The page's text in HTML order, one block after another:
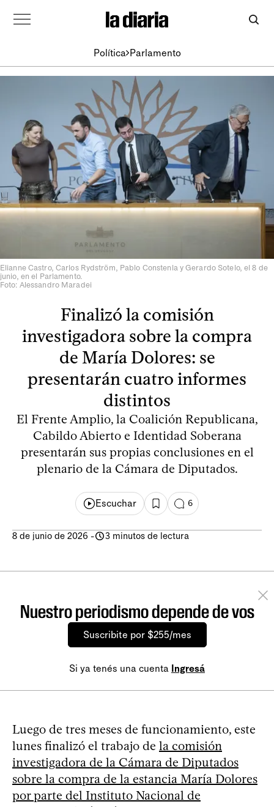
Política Parlamento
Elianne Castro, Carlos Rydström, Pablo Constenla y Gerardo Sotelo, el 8 de
junio, en el Parlamento.
Foto: Alessandro Maradei
Finalizó la comisión
investigadora sobre la compra
de María Dolores: se
presentarán cuatro informes
distintos
El Frente Amplio, la Coalición Republicana,
Cabildo Abierto e Identidad Soberana
presentarán sus propias conclusiones en el
plenario de la Cámara de Diputados.
Escuchar 6
8 de junio de 2026 - 3 minutos de lectura
Nuestro periodismo depende de vos
Suscribite por $255/mes
Si ya tenés una cuenta Ingresá
Luego de tres meses de funcionamiento, este
lunes finalizó el trabajo de la comisión
investigadora de la Cámara de Diputados
sobre la compra de la estancia María Dolores
por parte del Instituto Nacional de